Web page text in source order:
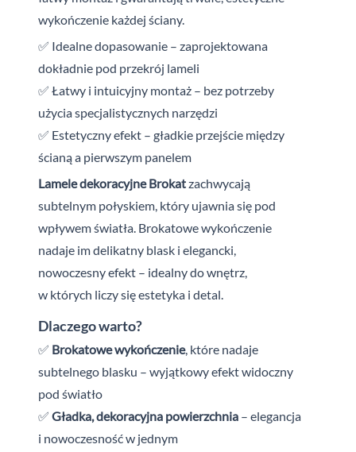
wykończenie każdej ściany.
✅ Idealne dopasowanie – zaprojektowana
dokładnie pod przekrój lameli
✅ Łatwy i intuicyjny montaż – bez potrzeby
użycia specjalistycznych narzędzi
✅ Estetyczny efekt – gładkie przejście między
ścianą a pierwszym panelem
Lamele dekoracyjne Brokatzachwycają
subtelnym połyskiem, który ujawnia się pod
wpływem światła. Brokatowe wykończenie
nadaje im delikatny blask i elegancki,
nowoczesny efekt – idealny do wnętrz,
w których liczy się estetyka i detal.
Dlaczego warto?
✅ Brokatowe wykończenie, które nadaje
subtelnego blasku – wyjątkowy efekt widoczny
pod światło
✅ Gładka, dekoracyjna powierzchnia – elegancja
i nowoczesność w jednym